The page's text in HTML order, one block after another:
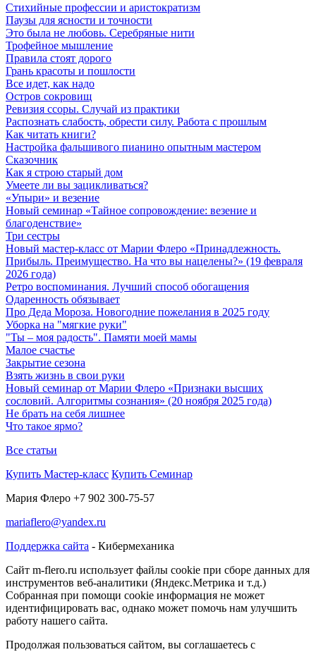
Стихийные профессии и аристократизм
Паузы для ясности и точности
Это была не любовь. Серебряные нити
Трофейное мышление
Правила стоят дорого
Грань красоты и пошлости
Все идет, как надо
Остров сокровищ
Ревизия ссоры. Случай из практики
Распознать слабость, обрести силу. Работа с прошлым
Как читать книги?
Настройка фальшивого пианино опытным мастером
Сказочник
Как я строю старый дом
Умеете ли вы зацикливаться?
«Упыри» и везение
Новый семинар «Тайное сопровождение: везение и
благоденствие»
Три сестры
Новый мастер-класс от Марии Флеро «Принадлежность.
Прибыль. Преимущество. На что вы нацелены?» (19 февраля
2026 года)
Ретро воспоминания. Лучший способ обогащения
Одаренность обязывает
Про Деда Мороза. Новогодние пожелания в 2025 году
Уборка на "мягкие руки"
"Ты – моя радость". Памяти моей мамы
Малое счастье
Закрытие сезона
Взять жизнь в свои руки
Новый семинар от Марии Флеро «Признаки высших
сословий. Алгоритмы сознания» (20 ноября 2025 года)
Не брать на себя лишнее
Что такое ярмо?
Все статьи
Купить Мастер-класс Купить Семинар
Мария Флеро +7 902 300-75-57
mariaflero@yandex.ru
Поддержка сайта - Кибермеханика
Cайт m-flero.ru использует файлы cookie при сборе данных для
инструментов веб-аналитики (Яндекс.Метрика и т.д.)
Собранная при помощи cookie информация не может
идентифицировать вас, однако может помочь нам улучшить
работу нашего сайта.
Продолжая пользоваться сайтом, вы соглашаетесь с